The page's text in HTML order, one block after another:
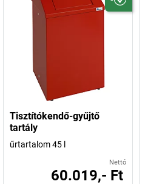
Tisztítókendő-gyűjtő
tartály
űrtartalom 45 l
Nettó
60.019,- Ft